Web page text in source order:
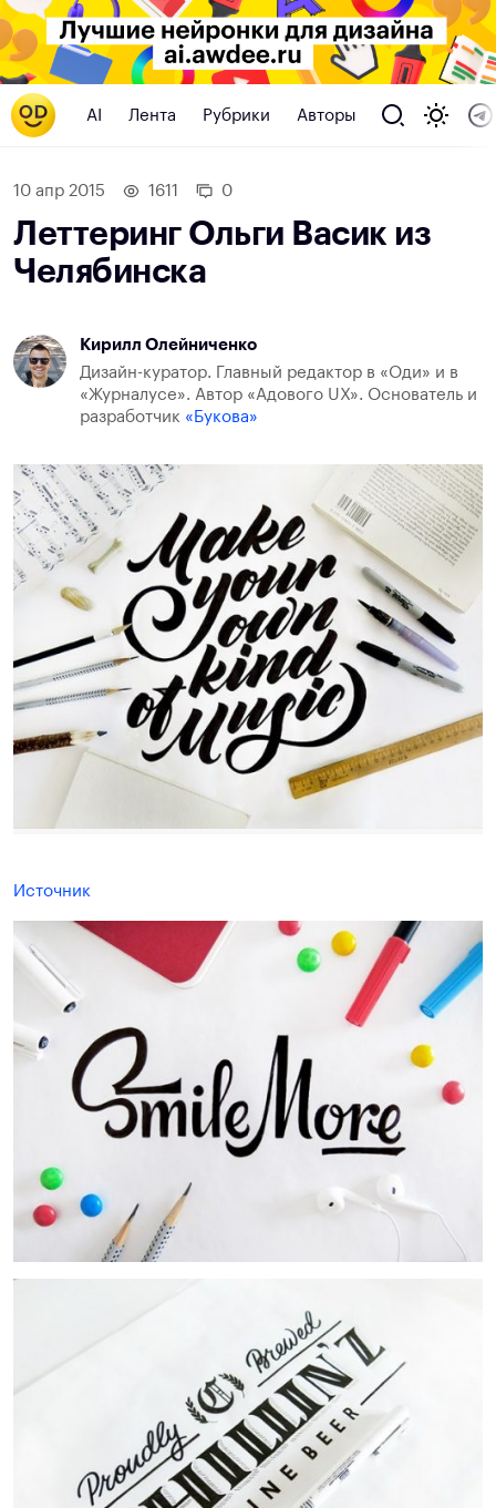
AI Лента Рубрики Авторы
10 апр 2015 1611 0
Леттеринг Ольги Васик из
Челябинска
Кирилл Олейниченко
Дизайн-куратор. Главный редактор в «Оди» и в
«Журналусе». Автор «Адового UX». Основатель и
разработчик «Букова»
Источник